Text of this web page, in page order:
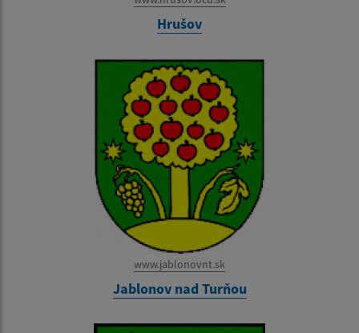
Hrušov
www.jablonovnt.sk
Jablonov nad Turňou